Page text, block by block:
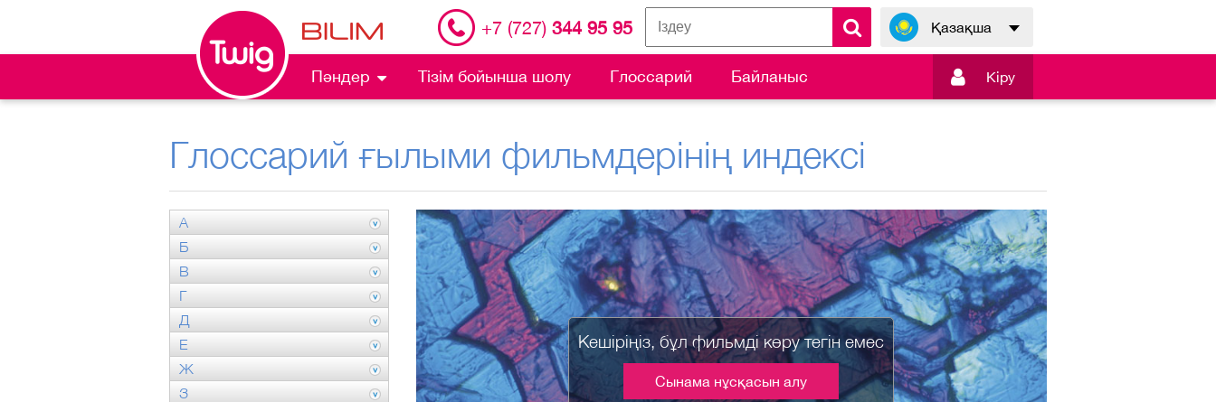
+7 (727) 344 95 95 Қазақша
Пәндер Тізім бойынша шолу Глоссарий Байланыс  Кiру
Глоссарий ғылыми фильмдерінің индексі
А
Б
В
Г
Д
Е
Ж
З
Кешіріңіз, бұл фильмді көру тегін емес
Сынама нұсқасын алу